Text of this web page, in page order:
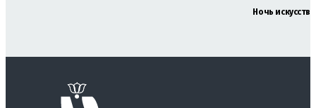
Ночь искусств